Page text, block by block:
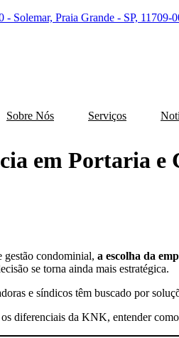
- Solemar, Praia Grande - SP, 11709-
Sobre Nós Serviços
em Portaria e
gestão condominial, a escolha da
se torna ainda mais estratégica.
e síndicos têm buscado por
diferenciais da KNK, entender